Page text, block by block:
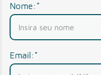
Nome:*
Email:*